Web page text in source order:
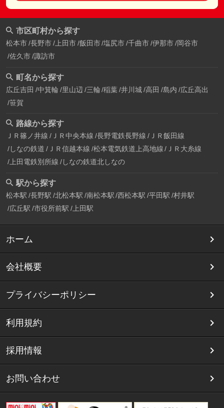
市区町村から探す
松本市 長野市 上田市 飯田市 塩尻市 千曲市 伊那市 岡谷市
佐久市 諏訪市
町名から探す
広丘吉田 中箕輪 里山辺 三輪 稲葉 井川城 高田 島内 広丘高出
笹賀
路線から探す
ＪＲ篠ノ井線 ＪＲ中央本線 長野電鉄長野線 ＪＲ飯田線
しなの鉄道 ＪＲ信越本線 松本電気鉄道上高地線
ＪＲ大糸線
上田電鉄別所線 しなの鉄道北しなの
駅から探す
松本駅 長野駅 北松本駅 南松本駅 西松本駅 平田駅 村井駅
広丘駅 市役所前駅 上田駅
ホーム
会社概要
プライバシーポリシー
利用規約
採用情報
お問い合わせ